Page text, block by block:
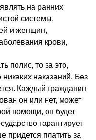
на ранних
системы,
и женщин,
крови,
полис, то за это,
наказаний. Без
Каждый гражданин
он или нет, может
помощи, он будет
гарантирует
придется платить за